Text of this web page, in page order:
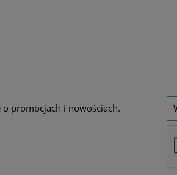
promocjach i nowościach.